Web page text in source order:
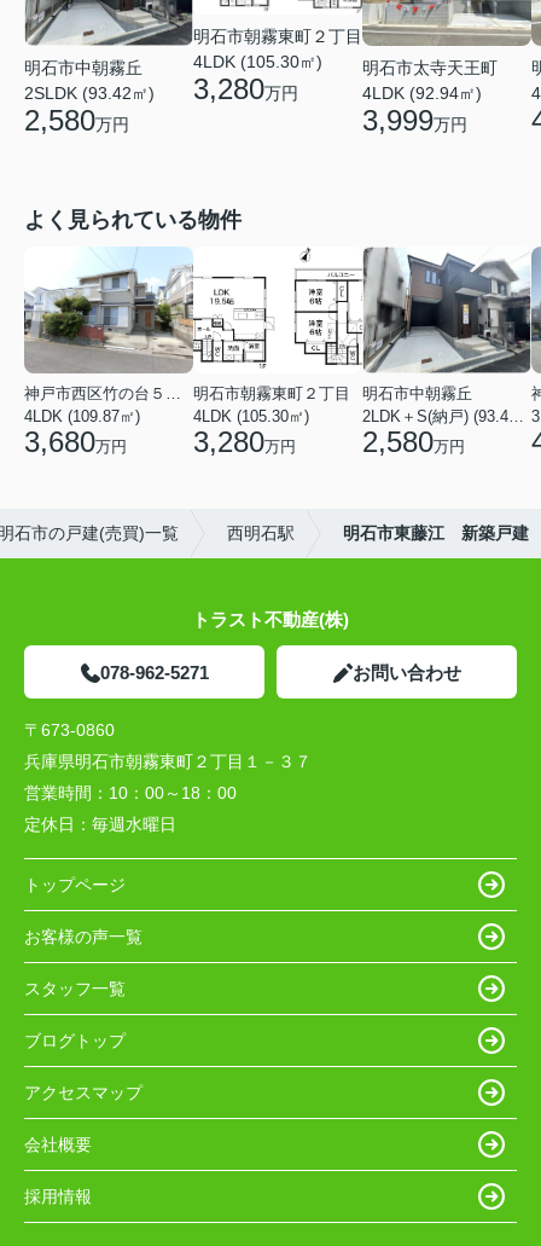
明石市中朝霧丘
2SLDK (93.42㎡)
2,580万円
明石市朝霧東町２丁目
4LDK (105.30㎡)
3,280万円
明石市太寺天王町
4LDK (92.94㎡)
3,999万円
よく見られている物件
神戸市西区竹の台５丁目
4LDK (109.87㎡)
3,680万円
明石市朝霧東町２丁目
4LDK (105.30㎡)
3,280万円
明石市中朝霧丘
2LDK＋S(納戸) (93.42㎡)
2,580万円
石市の戸建(売買)一覧 西明石駅 明石市東藤江 新築戸建
トラスト不動産(株)
078-962-5271 お問い合わせ
〒673-0860
兵庫県明石市朝霧東町２丁目１－３７
営業時間： 10：00～18：00
定休日： 毎週水曜日
トップページ
お客様の声一覧
スタッフ一覧
ブログトップ
アクセスマップ
会社概要
採用情報